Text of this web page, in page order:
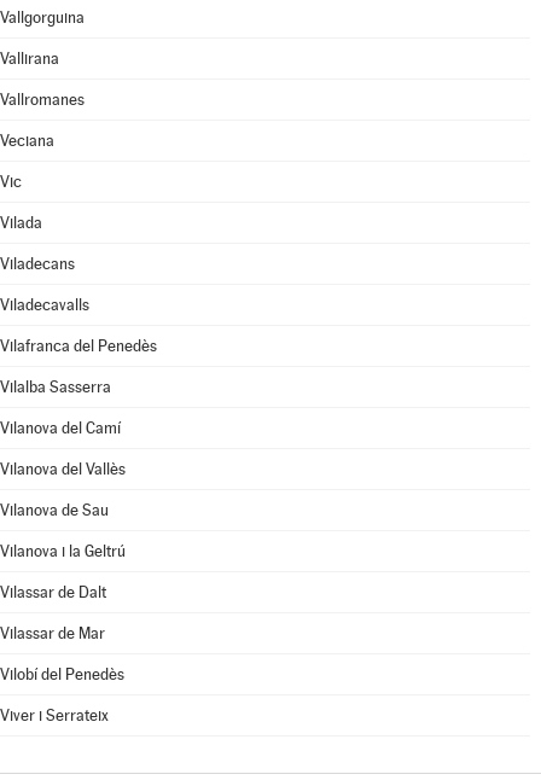
Vallgorguina
Vallirana
Vallromanes
Veciana
Vic
Vilada
Viladecans
Viladecavalls
Vilafranca del Penedès
Vilalba Sasserra
Vilanova del Camí
Vilanova del Vallès
Vilanova de Sau
Vilanova i la Geltrú
Vilassar de Dalt
Vilassar de Mar
Vilobí del Penedès
Viver i Serrateix